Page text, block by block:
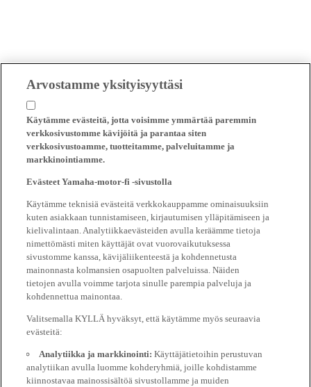
Arvostamme yksityisyyttäsi
Käytämme evästeitä, jotta voisimme ymmärtää paremmin
verkkosivustomme kävijöitä ja parantaa siten
verkkosivustoamme, tuotteitamme, palveluitamme ja
markkinointiamme.
Evästeet Yamaha-motor-fi -sivustolla
Käytämme teknisiä evästeitä verkkokauppamme ominaisuuksiin
kuten asiakkaan tunnistamiseen, kirjautumisen ylläpitämiseen ja
kielivalintaan. Analytiikkaevästeiden avulla keräämme tietoja
nimettömästi miten käyttäjät ovat vuorovaikutuksessa
sivustomme kanssa, kävijäliikenteestä ja kohdennetusta
mainonnasta kolmansien osapuolten palveluissa. Näiden
tietojen avulla voimme tarjota sinulle parempia palveluja ja
kohdennettua mainontaa.
Valitsemalla KYLLÄ hyväksyt, että käytämme myös seuraavia
evästeitä:
Analytiikka ja markkinointi:Käyttäjätietoihin perustuvan
analytiikan avulla luomme kohderyhmiä, joille kohdistamme
kiinnostavaa mainossisältöä sivustollamme ja muiden